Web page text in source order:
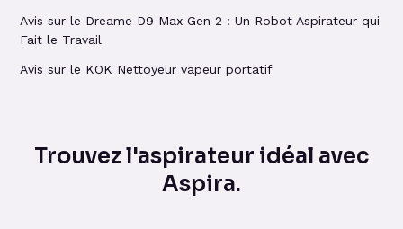
Avis sur le Dreame D9 Max Gen 2 : Un Robot Aspirateur qui
Fait le Travail
Avis sur le KOK Nettoyeur vapeur portatif
Trouvez l'aspirateur idéal avec
Aspira.